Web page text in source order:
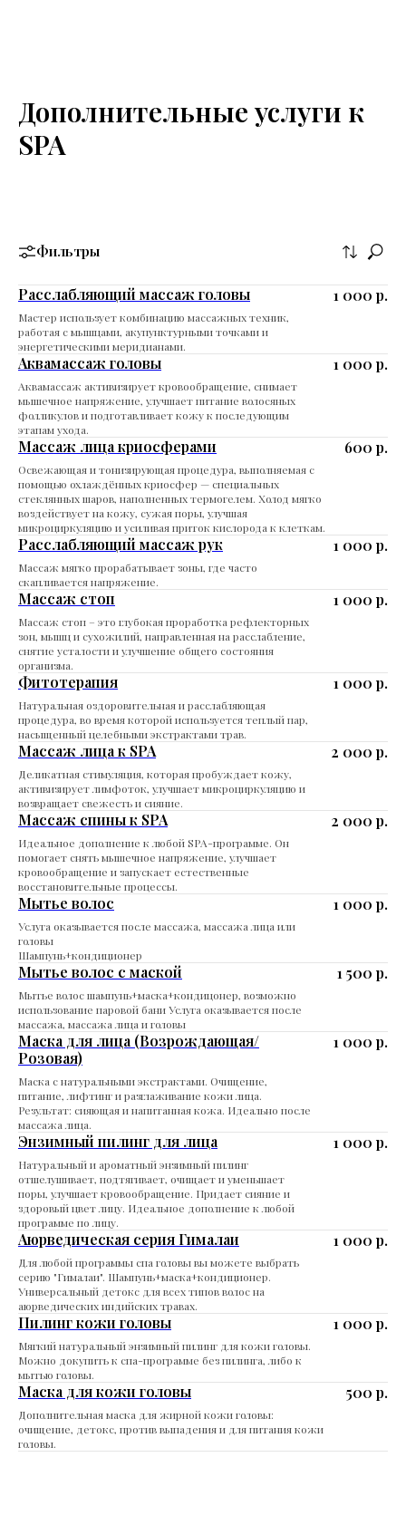
Дополнительные услуги к
SPA
Фильтры
Расслабляющий массаж головы
Мастер использует комбинацию массажных техник,
работая с мышцами, акупунктурными точками и
энергетическими меридианами.
1 000 р.
Аквамассаж головы
Аквамассаж активизирует кровообращение, снимает
мышечное напряжение, улучшает питание волосяных
фолликулов и подготавливает кожу к последующим
этапам ухода.
1 000 р.
Массаж лица криосферами
Освежающая и тонизирующая процедура, выполняемая с
помощью охлаждённых криосфер — специальных
стеклянных шаров, наполненных термогелем. Холод мягко
воздействует на кожу, сужая поры, улучшая
микроциркуляцию и усиливая приток кислорода к клеткам.
600 р.
Расслабляющий массаж рук
Массаж мягко прорабатывает зоны, где часто
скапливается напряжение.
1 000 р.
Массаж стоп
Массаж стоп – это глубокая проработка рефлекторных
зон, мышц и сухожилий, направленная на расслабление,
снятие усталости и улучшение общего состояния
организма.
1 000 р.
Фитотерапия
Натуральная оздоровительная и расслабляющая
процедура, во время которой используется теплый пар,
насыщенный целебными экстрактами трав.
1 000 р.
Массаж лица к SPA
Деликатная стимуляция, которая пробуждает кожу,
активизирует лимфоток, улучшает микроциркуляцию и
возвращает свежесть и сияние.
2 000 р.
Массаж спины к SPA
Идеальное дополнение к любой SPA-программе. Он
помогает снять мышечное напряжение, улучшает
кровообращение и запускает естественные
восстановительные процессы.
2 000 р.
Мытье волос
Услуга оказывается после массажа, массажа лица или
головы
Шампунь+кондиционер
1 000 р.
Мытье волос с маской
Мытье волос шампунь+маска+кондицонер, возможно
использование паровой бани Услуга оказывается после
массажа, массажа лица и головы
1 500 р.
Маска для лица (Возрождающая/
Розовая)
Маска с натуральными экстрактами. Очищение,
питание, лифтинг и разглаживание кожи лица.
Результат: сияющая и напитанная кожа. Идеально после
массажа лица.
1 000 р.
Энзимный пилинг для лица
Натуральный и ароматный энзимный пилинг
отшелушивает, подтягивает, очищает и уменьшает
поры, улучшает кровообращение. Придает сияние и
здоровый цвет лицу. Идеальное дополнение к любой
программе по лицу.
1 000 р.
Аюрведическая серия Гималаи
Для любой программы спа головы вы можете выбрать
серию "Гималаи". Шампунь+маска+кондиционер.
Универсальный детокс для всех типов волос на
аюрведических индийских травах.
1 000 р.
Пилинг кожи головы
Мягкий натуральный энзимный пилинг для кожи головы.
Можно докупить к спа-программе без пилинга, либо к
мытью головы.
1 000 р.
Маска для кожи головы
Дополнительная маска для жирной кожи головы:
очищение, детокс, против выпадения и для питания кожи
головы.
500 р.